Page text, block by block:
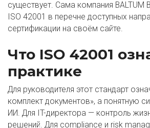
существует. Сама компания BALTUM
ISO 42001 в перечне доступных
сертификации на своём сайте.
Что ISO 42001
практике
Для руководителя этот стандарт
комплект документов», а понятную
ИИ. Для IT-директора — контроль
решений. Для compliance и risk